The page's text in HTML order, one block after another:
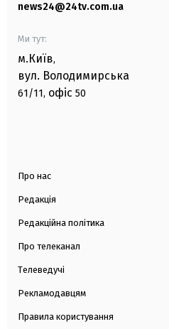
news24@24tv.com.ua
Ми тут:
м.Київ,
вул. Володимирська
61/11, офіс 50
Про нас
Редакція
Редакційна політика
Про телеканал
Телеведучі
Рекламодавцям
Правила користування